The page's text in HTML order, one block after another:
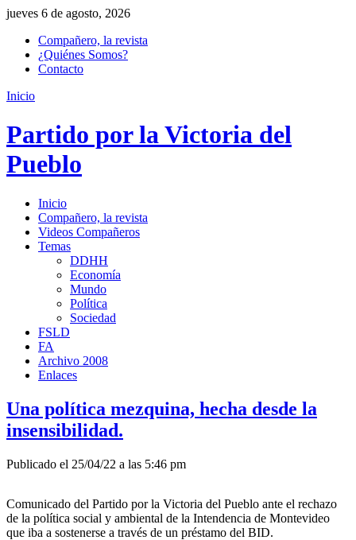
jueves 6 de agosto, 2026
Compañero, la revista
¿Quiénes Somos?
Contacto
Inicio
Partido por la Victoria del
Pueblo
Inicio
Compañero, la revista
Videos Compañeros
Temas
DDHH
Economía
Mundo
Política
Sociedad
FSLD
FA
Archivo 2008
Enlaces
Una política mezquina, hecha desde la
insensibilidad.
Publicado el 25/04/22 a las 5:46 pm
Comunicado del Partido por la Victoria del Pueblo ante el rechazo
de la política social y ambiental de la Intendencia de Montevideo
que iba a sostenerse a través de un préstamo del BID.